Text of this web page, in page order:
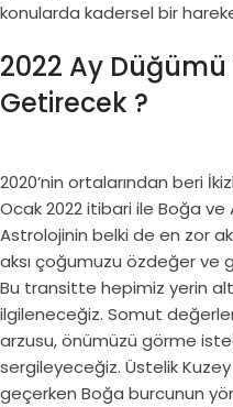
konularda kadersel bir
2022 Ay
Getirecek ?
2020’nin ortalarından beri
Ocak 2022 itibari ile Boğa ve
Astrolojinin belki de en zor
aksı çoğumuzu özdeğer ve
Bu transitte hepimiz yerin
ilgileneceğiz. Somut
arzusu, önümüzü görme
sergileyeceğiz. Üstelik
geçerken Boğa burcunun